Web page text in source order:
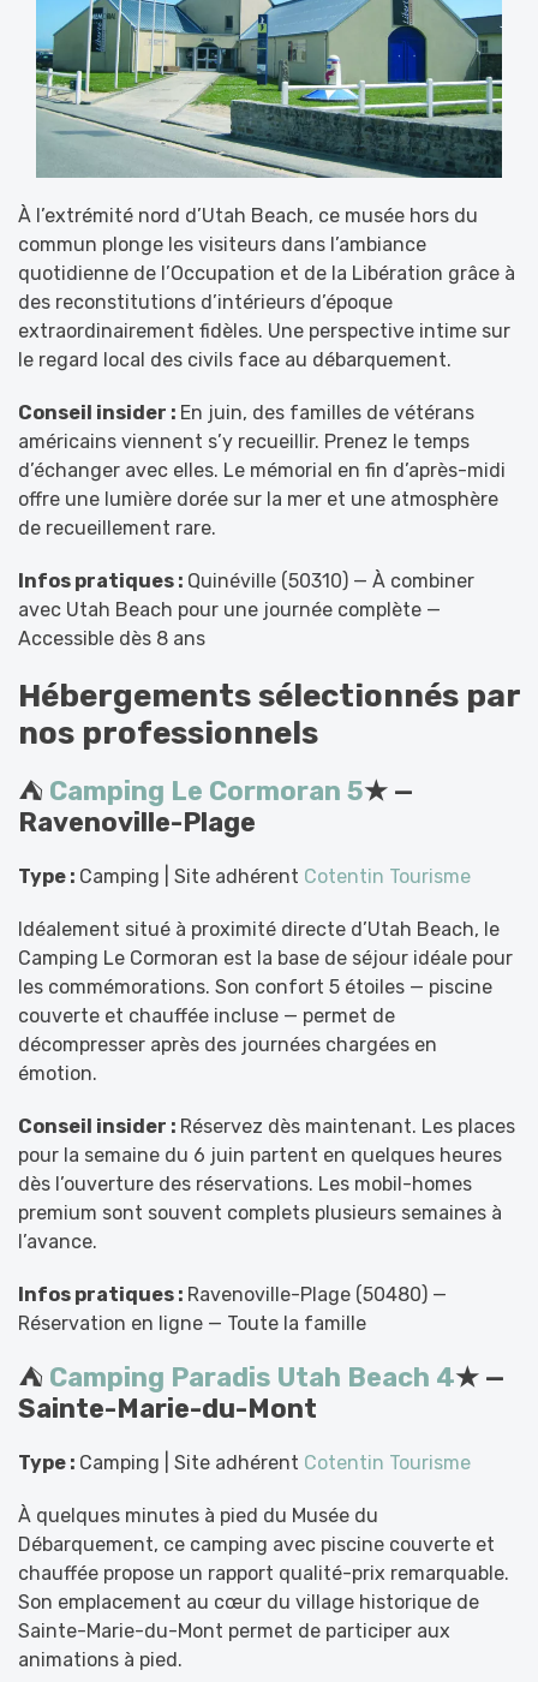
À l’extrémité nord d’Utah Beach, ce musée hors du
commun plonge les visiteurs dans l’ambiance
quotidienne de l’Occupation et de la Libération grâce à
des reconstitutions d’intérieurs d’époque
extraordinairement fidèles. Une perspective intime sur
le regard local des civils face au débarquement.
Conseil insider : En juin, des familles de vétérans
américains viennent s’y recueillir. Prenez le temps
d’échanger avec elles. Le mémorial en fin d’après-midi
offre une lumière dorée sur la mer et une atmosphère
de recueillement rare.
Infos pratiques : Quinéville (50310) — À combiner
avec Utah Beach pour une journée complète —
Accessible dès 8 ans
Hébergements sélectionnés par
nos professionnels
⛺ Camping Le Cormoran 5★ —
Ravenoville-Plage
Type : Camping | Site adhérent Cotentin Tourisme
Idéalement situé à proximité directe d’Utah Beach, le
Camping Le Cormoran est la base de séjour idéale pour
les commémorations. Son confort 5 étoiles — piscine
couverte et chauffée incluse — permet de
décompresser après des journées chargées en
émotion.
Conseil insider : Réservez dès maintenant. Les places
pour la semaine du 6 juin partent en quelques heures
dès l’ouverture des réservations. Les mobil-homes
premium sont souvent complets plusieurs semaines à
l’avance.
Infos pratiques : Ravenoville-Plage (50480) —
Réservation en ligne — Toute la famille
⛺ Camping Paradis Utah Beach 4★ —
Sainte-Marie-du-Mont
Type : Camping | Site adhérent Cotentin Tourisme
À quelques minutes à pied du Musée du
Débarquement, ce camping avec piscine couverte et
chauffée propose un rapport qualité-prix remarquable.
Son emplacement au cœur du village historique de
Sainte-Marie-du-Mont permet de participer aux
animations à pied.